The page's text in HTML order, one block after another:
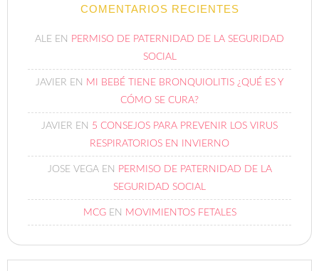
COMENTARIOS RECIENTES
ALE EN PERMISO DE PATERNIDAD DE LA SEGURIDAD
SOCIAL
JAVIER EN MI BEBÉ TIENE BRONQUIOLITIS ¿QUÉ ES Y
CÓMO SE CURA?
JAVIER EN 5 CONSEJOS PARA PREVENIR LOS VIRUS
RESPIRATORIOS EN INVIERNO
JOSE VEGAEN PERMISO DE PATERNIDAD DE LA
SEGURIDAD SOCIAL
MCGEN MOVIMIENTOS FETALES